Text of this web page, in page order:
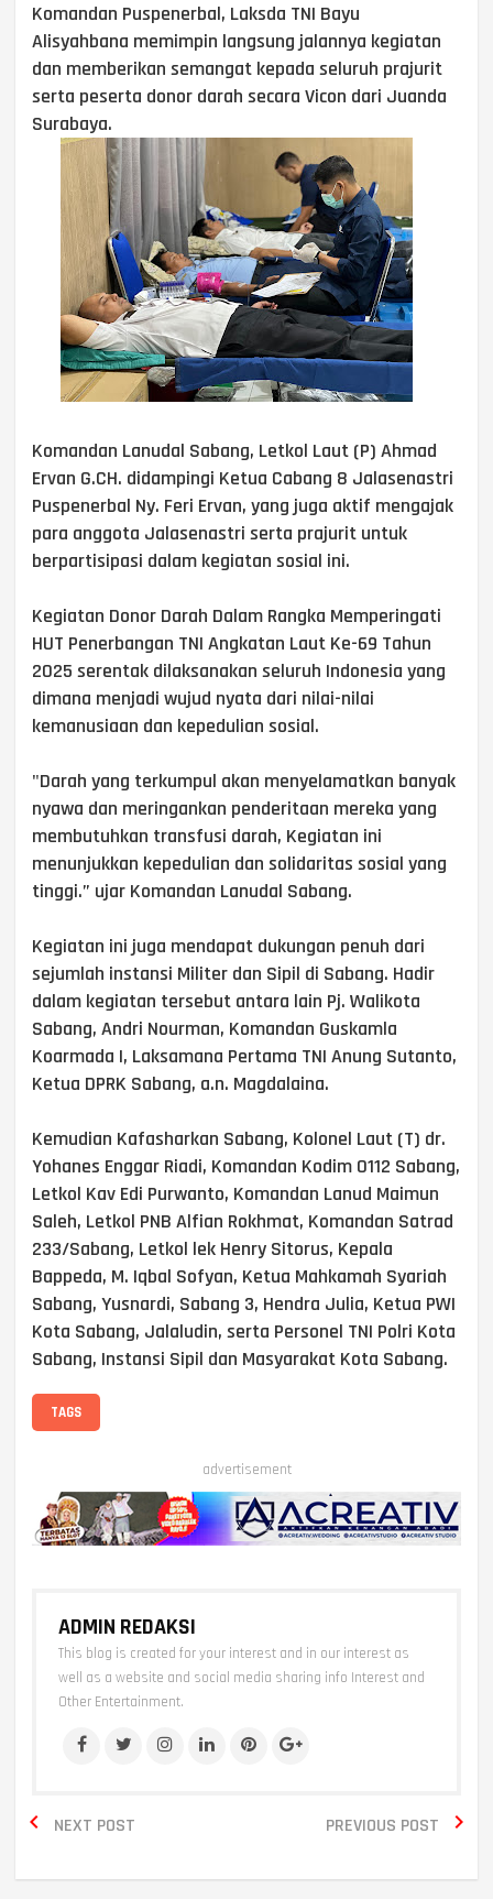
Komandan Puspenerbal, Laksda TNI Bayu
Alisyahbana memimpin langsung jalannya kegiatan
dan memberikan semangat kepada seluruh prajurit
serta peserta donor darah secara Vicon dari Juanda
Surabaya.
Komandan Lanudal Sabang, Letkol Laut (P) Ahmad
Ervan G.CH. didampingi Ketua Cabang 8 Jalasenastri
Puspenerbal Ny. Feri Ervan, yang juga aktif mengajak
para anggota Jalasenastri serta prajurit untuk
berpartisipasi dalam kegiatan sosial ini.
Kegiatan Donor Darah Dalam Rangka Memperingati
HUT Penerbangan TNI Angkatan Laut Ke-69 Tahun
2025 serentak dilaksanakan seluruh Indonesia yang
dimana menjadi wujud nyata dari nilai-nilai
kemanusiaan dan kepedulian sosial.
"Darah yang terkumpul akan menyelamatkan banyak
nyawa dan meringankan penderitaan mereka yang
membutuhkan transfusi darah, Kegiatan ini
menunjukkan kepedulian dan solidaritas sosial yang
tinggi.” ujar Komandan Lanudal Sabang.
Kegiatan ini juga mendapat dukungan penuh dari
sejumlah instansi Militer dan Sipil di Sabang. Hadir
dalam kegiatan tersebut antara lain Pj. Walikota
Sabang, Andri Nourman, Komandan Guskamla
Koarmada I, Laksamana Pertama TNI Anung Sutanto,
Ketua DPRK Sabang, a.n. Magdalaina.
Kemudian Kafasharkan Sabang, Kolonel Laut (T) dr.
Yohanes Enggar Riadi, Komandan Kodim 0112 Sabang,
Letkol Kav Edi Purwanto, Komandan Lanud Maimun
Saleh, Letkol PNB Alfian Rokhmat, Komandan Satrad
233/Sabang, Letkol lek Henry Sitorus, Kepala
Bappeda, M. Iqbal Sofyan, Ketua Mahkamah Syariah
Sabang, Yusnardi, Sabang 3, Hendra Julia, Ketua PWI
Kota Sabang, Jalaludin, serta Personel TNI Polri Kota
Sabang, Instansi Sipil dan Masyarakat Kota Sabang.
TAGS
advertisement
ADMIN REDAKSI
This blog is created for your interest and in our interest as
well as a website and social media sharing info Interest and
Other Entertainment.
NEXT POST
 PREVIOUS POST 